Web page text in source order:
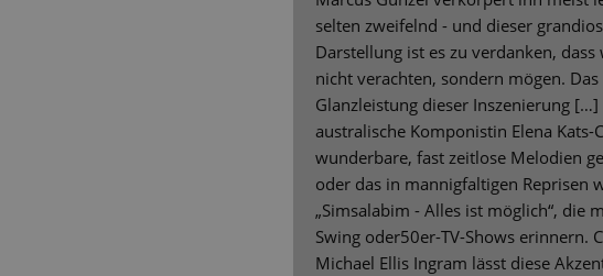
selten zweifelnd - und dieser
Darstellung ist es zu verdanken, dass
nicht verachten, sondern mögen.
Glanzleistung dieser Inszenierung […]
australische Komponistin Elena Kats-
wunderbare, fast zeitlose Melodien
oder das in mannigfaltigen Reprisen
„Simsalabim - Alles ist möglich“, die
Swing oder50er-TV-Shows erinnern.
Michael Ellis Ingram lässt diese